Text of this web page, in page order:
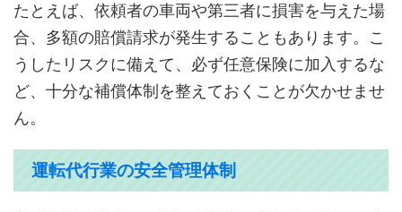
たとえば、依頼者の車両や第三者に損害を与えた場
合、多額の賠償請求が発生することもあります。こ
うしたリスクに備えて、必ず任意保険に加入するな
ど、十分な補償体制を整えておくことが欠かせませ
ん。
運転代行業の安全管理体制